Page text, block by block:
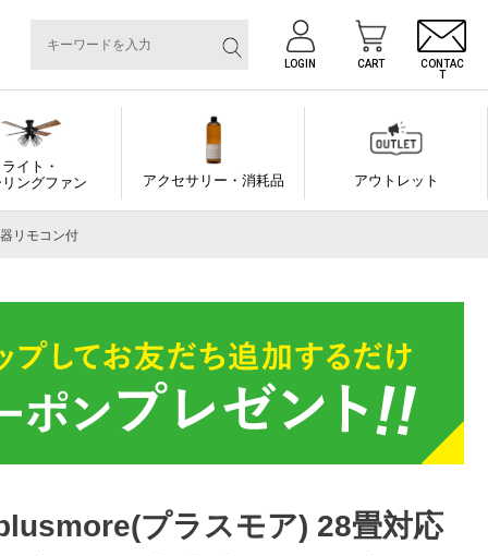
LOGIN CART
CONTAC
T
ライト・
ングファン
アクセサリー・消耗品 アウトレット
リモコン付
プラスモア) 28畳対応